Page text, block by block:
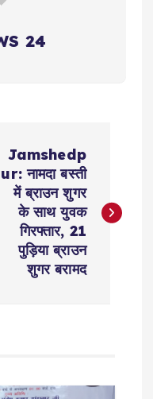
24
Jamshedp
ur: नामदा बस्ती
में ब्राउन शुगर
के साथ युवक
गिरफ्तार, 21
पुड़िया ब्राउन
शुगर बरामद